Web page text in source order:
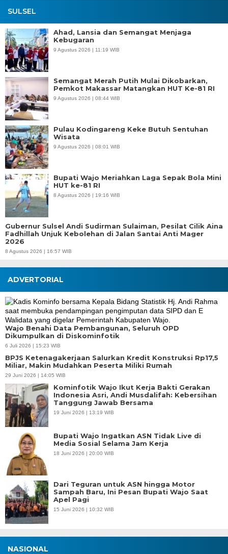
SULSEL
Ahad, Lansia dan Semangat Menjaga
Kebugaran
9 Agustus 2026 | 11:19 WIB
Semangat Merah Putih Mulai Dikobarkan,
Pemkot Makassar Matangkan HUT Ke-81 RI
9 Agustus 2026 | 08:44 WIB
Pulau Kodingareng Keke Butuh Sentuhan
Wisata
9 Agustus 2026 | 08:01 WIB
Bupati Wajo Meriahkan Laga Sepak Bola Mini
HUT ke-81 RI
8 Agustus 2026 | 19:16 WIB
Gubernur Sulsel Andi Sudirman Sulaiman, Pesilat Cilik Aina
Fadhillah Unjuk Kebolehan di Jalan Santai Anti Mager
2026
8 Agustus 2026 | 16:57 WIB
ADVERTORIAL
Wajo Benahi Data Pembangunan, Seluruh OPD
Dikumpulkan di Diskominfotik
6 Juli 2026 | 15:23 WIB
BPJS Ketenagakerjaan Salurkan Kredit Konstruksi Rp17,5
Miliar, Makin Mudahkan Peserta Miliki Rumah
29 Juni 2026 | 14:05 WIB
Kominfotik Wajo Ikut Kerja Bakti Gerakan
Indonesia Asri, Andi Musdalifah: Kebersihan
Tanggung Jawab Bersama
19 Juni 2026 | 13:19 WIB
Bupati Wajo Ingatkan ASN Tidak Live di
Media Sosial Selama Jam Kerja
18 Juni 2026 | 20:00 WIB
Dari Teguran untuk ASN hingga Motor
Sampah Baru, Ini Pesan Bupati Wajo Saat
Apel Pagi
15 Juni 2026 | 10:32 WIB
NASIONAL